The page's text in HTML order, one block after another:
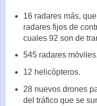
16 radares más,
radares fijos de
cuales 92 son de
545 radares móviles.
12 helicópteros.
28 nuevos drones
del tráfico que se